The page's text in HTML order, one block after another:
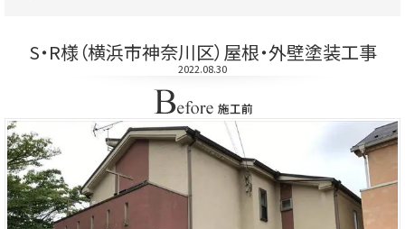
S・R様（横浜市神奈川区）屋根・外壁塗装工事
2022.08.30